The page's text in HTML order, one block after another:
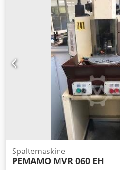
Spaltemaskine
PEMAMO MVR 060 EH